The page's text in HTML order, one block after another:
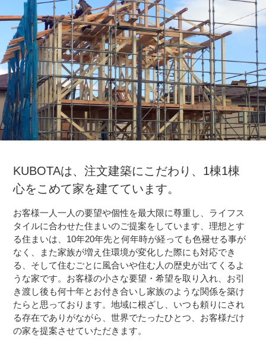
KUBOTAは、注文建築にこだわり、1棟1棟
心をこめて家を建てています。
お客様一人一人の要望や個性を最大限に尊重し、ライフス
タイルに合わせた住まいのご提案をしています、理想とす
る住まいは、10年20年先と何年時が経っても色褪せる事が
なく、また家族が増え住環境が変化した際にも対応でき
る、そして住むごとに風合いや住む人の歴史が出てくるよ
うな家です。お客様の小さな要望・希望を取り入れ、お引
き渡し後も何十年とお付き合いし家族のような関係を築け
たらと思っております。地域に根ざし、いつも頼りにされ
る存在でありがながら、世界でたったひとつ、お客様だけ
の家を提案させていただきます。